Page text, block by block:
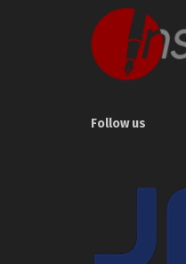
Follow us